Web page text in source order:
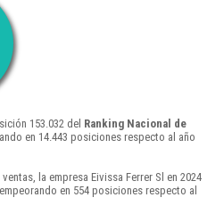
153.032 del Ranking Nacional de
en 14.443 posiciones respecto al año
la empresa Eivissa Ferrer Sl en 2024
en 554 posiciones respecto al